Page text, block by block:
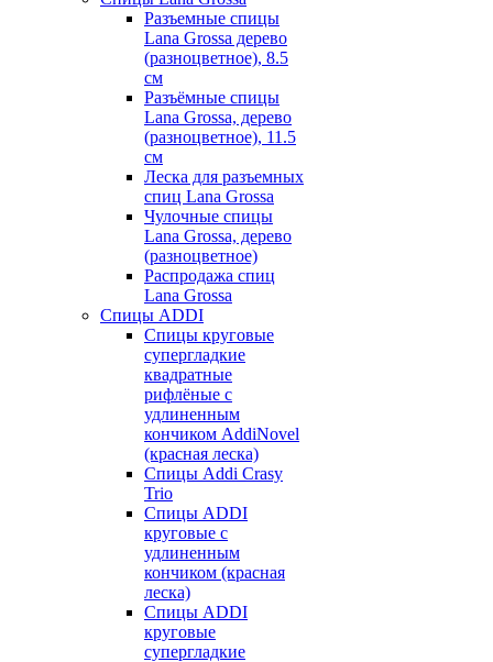
Разъемные спицы
Lana Grossa дерево
(разноцветное), 8.5
см
Разъёмные спицы
Lana Grossa, дерево
(разноцветное), 11.5
см
Леска для разъемных
спиц Lana Grossa
Чулочные спицы
Lana Grossa, дерево
(разноцветное)
Распродажа спиц
Lana Grossa
Спицы ADDI
Спицы круговые
супергладкие
квадратные
рифлёные с
удлиненным
кончиком AddiNovel
(красная леска)
Спицы Addi Crasy
Trio
Спицы ADDI
круговые с
удлиненным
кончиком (красная
леска)
Спицы ADDI
круговые
супергладкие